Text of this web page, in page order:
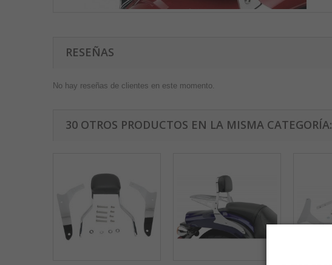
RESEÑAS
No hay reseñas de clientes en este momento.
30 OTROS PRODUCTOS EN LA MISMA CATEGORÍA: